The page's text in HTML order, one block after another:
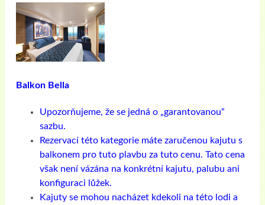
Balkon Bella
Upozorňujeme, že se jedná o „garantovanou“
sazbu.
Rezervací této kategorie máte zaručenou kajutu s
balkonem pro tuto plavbu za tuto cenu. Tato cena
však není vázána na konkrétní kajutu, palubu ani
konfiguraci lůžek.
Kajuty se mohou nacházet kdekoli na této lodi a